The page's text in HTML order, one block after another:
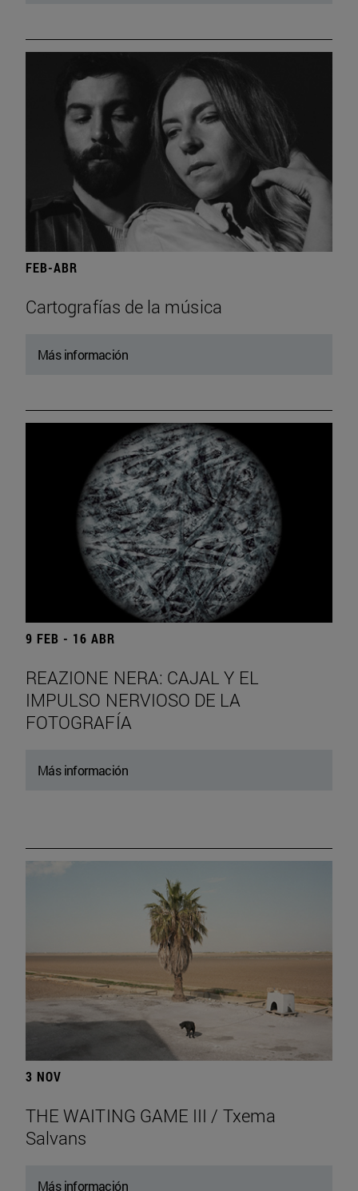
FEB-ABR
Cartografías de la música
Más información
9 FEB - 16 ABR
REAZIONE NERA: CAJAL Y EL
IMPULSO NERVIOSO DE LA
FOTOGRAFÍA
Más información
3 NOV
THE WAITING GAME III / Txema
Salvans
Más información